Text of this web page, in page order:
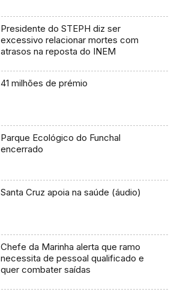
Presidente do STEPH diz ser
excessivo relacionar mortes com
atrasos na reposta do INEM
41 milhões de prémio
Parque Ecológico do Funchal
encerrado
Santa Cruz apoia na saúde (áudio)
Chefe da Marinha alerta que ramo
necessita de pessoal qualificado e
quer combater saídas